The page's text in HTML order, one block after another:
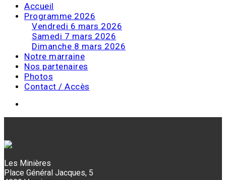
Accueil
Programme 2026
Vendredi 6 mars 2026
Samedi 7 mars 2026
Dimanche 8 mars 2026
Notre marraine
Nos partenaires
Photos
Contact / Accès
Les Minières
Place Général Jacques, 5